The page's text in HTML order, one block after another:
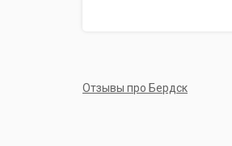
Отзывы про Бердск